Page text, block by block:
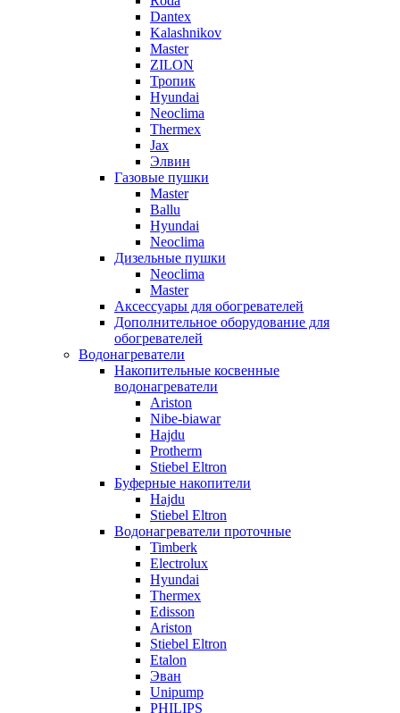
Dantex
Kalashnikov
Master
ZILON
Тропик
Hyundai
Neoclima
Thermex
Jax
Элвин
Газовые пушки
Master
Ballu
Hyundai
Neoclima
Дизельные пушки
Neoclima
Master
Аксессуары для обогревателей
Дополнительное оборудование для
обогревателей
Водонагреватели
Накопительные косвенные
водонагреватели
Ariston
Nibe-biawar
Hajdu
Protherm
Stiebel Eltron
Буферные накопители
Hajdu
Stiebel Eltron
Водонагреватели проточные
Timberk
Electrolux
Hyundai
Thermex
Edisson
Ariston
Stiebel Eltron
Etalon
Эван
Unipump
PHILIPS